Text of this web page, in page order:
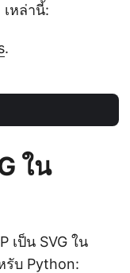
หล่านี้:
.
ใน
เป็น SVG ใน
รับ Python: